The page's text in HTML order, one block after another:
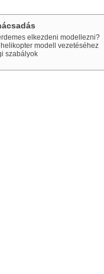
elkezdeni modellezni?
modell vezetéséhez
szabályok